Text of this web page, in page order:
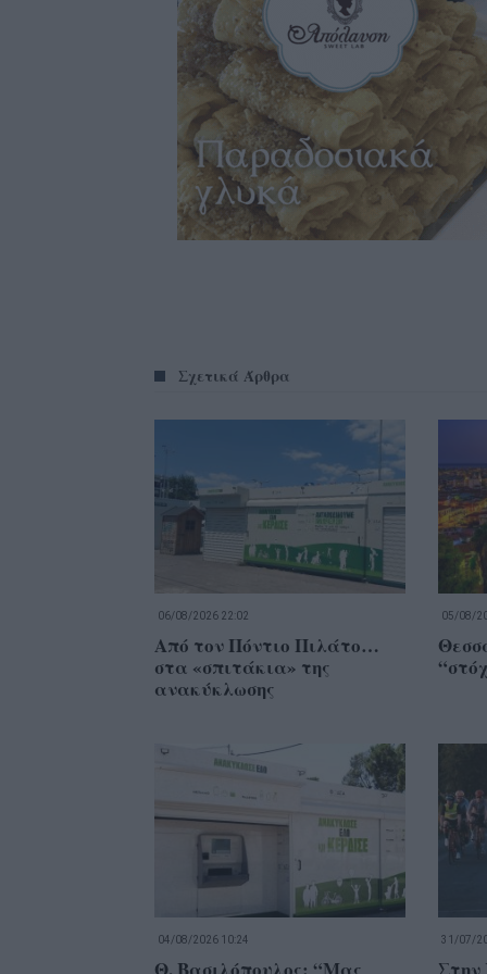
Σχετικά Άρθρα
06/08/2026 22:02
Από τον Πόντιο Πιλάτο…
στα «σπιτάκια» της
ανακύκλωσης
05/08/
04/08/2026 10:24 31/07/